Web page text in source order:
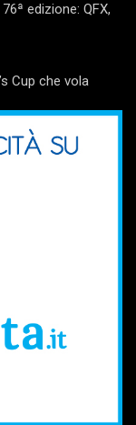
edizione: QFX,
Cup che vola